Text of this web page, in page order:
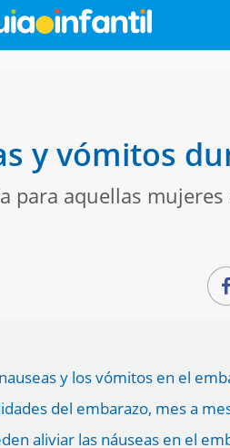
y vómitos
para aquellas
y los vómitos en el
del embarazo, mes a
aliviar las náuseas en el